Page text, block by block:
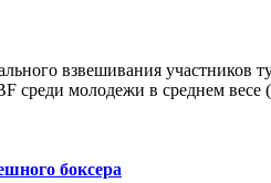
взвешивания
среди молодежи в среднем весе
боксера